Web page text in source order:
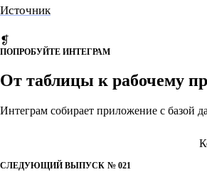
Источник
❡
ПОПРОБУЙТЕ ИНТЕГРАМ
От таблицы к рабочему
Интеграм собирает приложение с базой
СЛЕДУЮЩИЙ ВЫПУСК № 021